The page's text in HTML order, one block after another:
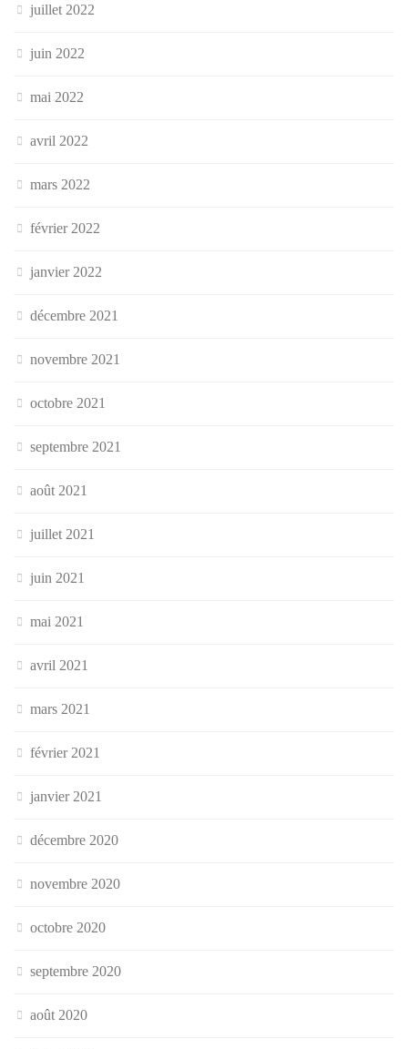
juillet 2022
juin 2022
mai 2022
avril 2022
mars 2022
février 2022
janvier 2022
décembre 2021
novembre 2021
octobre 2021
septembre 2021
août 2021
juillet 2021
juin 2021
mai 2021
avril 2021
mars 2021
février 2021
janvier 2021
décembre 2020
novembre 2020
octobre 2020
septembre 2020
août 2020